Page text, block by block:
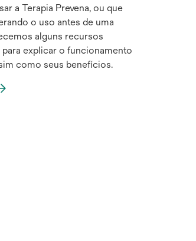
a Terapia Prevena, ou que
o uso antes de uma
alguns recursos
explicar o funcionamento
como seus benefícios.